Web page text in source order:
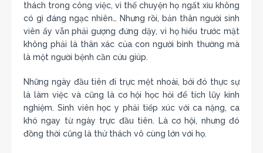
thách trong công việc, vì thế chuyện họ ngất xỉu không
có gì đáng ngạc nhiên… Nhưng rồi, bản thân người sinh
viên ấy vẫn phải gượng đứng dậy, vì họ hiểu trước mặt
không phải là thân xác của con người bình thường mà
là một người bệnh cần cứu giúp.
Những ngày đầu tiên đi trực mệt nhoài, bởi đó thực sự
là làm việc và cũng là cơ hội học hỏi để tích lũy kinh
nghiệm. Sinh viên học y phải tiếp xúc với ca nặng, ca
khó ngay từ ngày trực đầu tiên. Là cơ hội, nhưng đó
đồng thời cũng là thử thách vô cùng lớn với họ.